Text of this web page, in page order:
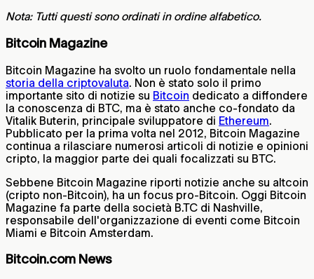
Nota: Tutti questi sono ordinati in ordine alfabetico.
Bitcoin Magazine
Bitcoin Magazine ha svolto un ruolo fondamentale nella
storia della criptovaluta. Non è stato solo il primo
importante sito di notizie su Bitcoin dedicato a diffondere
la conoscenza di BTC, ma è stato anche co-fondato da
Vitalik Buterin, principale sviluppatore di Ethereum.
Pubblicato per la prima volta nel 2012, Bitcoin Magazine
continua a rilasciare numerosi articoli di notizie e opinioni
cripto, la maggior parte dei quali focalizzati su BTC.
Sebbene Bitcoin Magazine riporti notizie anche su altcoin
(cripto non-Bitcoin), ha un focus pro-Bitcoin. Oggi Bitcoin
Magazine fa parte della società B.TC di Nashville,
responsabile dell'organizzazione di eventi come Bitcoin
Miami e Bitcoin Amsterdam.
Bitcoin.com News